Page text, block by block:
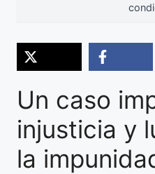
Un caso
injusticia y
la